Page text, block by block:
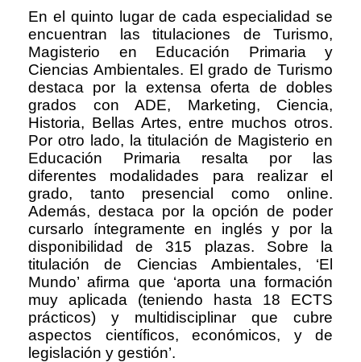
En el quinto lugar de cada especialidad se
encuentran las titulaciones de Turismo,
Magisterio en Educación Primaria y
Ciencias Ambientales. El grado de Turismo
destaca por la extensa oferta de dobles
grados con ADE, Marketing, Ciencia,
Historia, Bellas Artes, entre muchos otros.
Por otro lado, la titulación de Magisterio en
Educación Primaria resalta por las
diferentes modalidades para realizar el
grado, tanto presencial como online.
Además, destaca por la opción de poder
cursarlo íntegramente en inglés y por la
disponibilidad de 315 plazas. Sobre la
titulación de Ciencias Ambientales, ‘El
Mundo’ afirma que ‘aporta una formación
muy aplicada (teniendo hasta 18 ECTS
prácticos) y multidisciplinar que cubre
aspectos científicos, económicos, y de
legislación y gestión’.